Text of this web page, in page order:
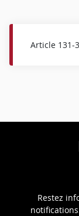
Article 131-
Restez